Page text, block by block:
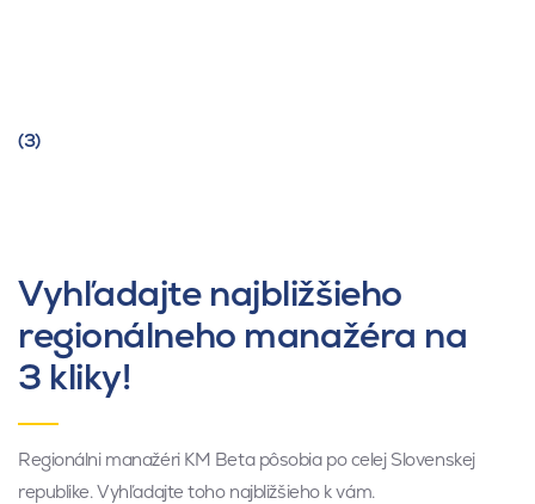
(3)
Vyhľadajte najbližšieho
regionálneho manažéra na
3 kliky!
Regionálni manažéri KM Beta pôsobia po celej Slovenskej
republike. Vyhľadajte toho najbližšieho k vám.